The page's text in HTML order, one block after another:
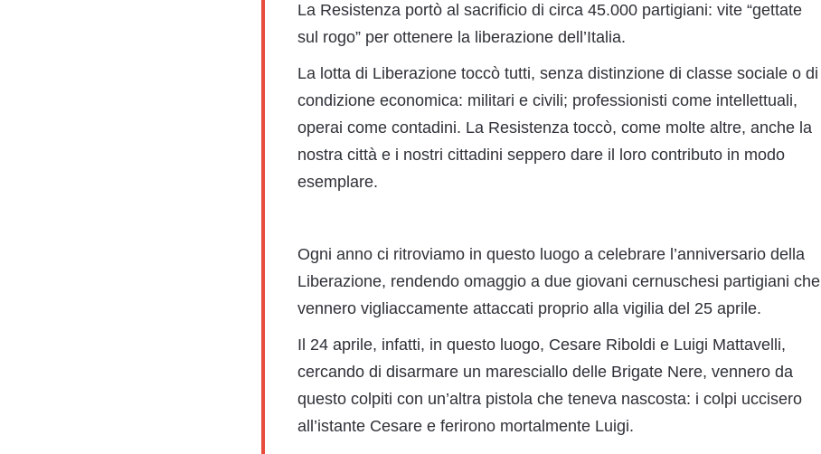
La Resistenza portò al sacrificio di circa 45.000 partigiani: vite “gettate
sul rogo” per ottenere la liberazione dell’Italia.
La lotta di Liberazione toccò tutti, senza distinzione di classe sociale o di
condizione economica: militari e civili; professionisti come intellettuali,
operai come contadini. La Resistenza toccò, come molte altre, anche la
nostra città e i nostri cittadini seppero dare il loro contributo in modo
esemplare.
Ogni anno ci ritroviamo in questo luogo a celebrare l’anniversario della
Liberazione, rendendo omaggio a due giovani cernuschesi partigiani che
vennero vigliaccamente attaccati proprio alla vigilia del 25 aprile.
Il 24 aprile, infatti, in questo luogo, Cesare Riboldi e Luigi Mattavelli,
cercando di disarmare un maresciallo delle Brigate Nere, vennero da
questo colpiti con un’altra pistola che teneva nascosta: i colpi uccisero
all’istante Cesare e ferirono mortalmente Luigi.